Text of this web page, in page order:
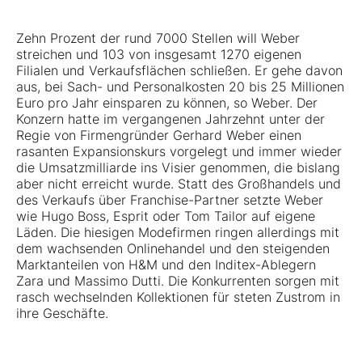
Zehn Prozent der rund 7000 Stellen will Weber
streichen und 103 von insgesamt 1270 eigenen
Filialen und Verkaufsflächen schließen. Er gehe davon
aus, bei Sach- und Personalkosten 20 bis 25 Millionen
Euro pro Jahr einsparen zu können, so Weber. Der
Konzern hatte im vergangenen Jahrzehnt unter der
Regie von Firmengründer Gerhard Weber einen
rasanten Expansionskurs vorgelegt und immer wieder
die Umsatzmilliarde ins Visier genommen, die bislang
aber nicht erreicht wurde. Statt des Großhandels und
des Verkaufs über Franchise-Partner setzte Weber
wie Hugo Boss, Esprit oder Tom Tailor auf eigene
Läden. Die hiesigen Modefirmen ringen allerdings mit
dem wachsenden Onlinehandel und den steigenden
Marktanteilen von H&M und den Inditex-Ablegern
Zara und Massimo Dutti. Die Konkurrenten sorgen mit
rasch wechselnden Kollektionen für steten Zustrom in
ihre Geschäfte.